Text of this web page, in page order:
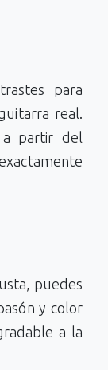
para
real.
a partir del
puedes
y color
a la